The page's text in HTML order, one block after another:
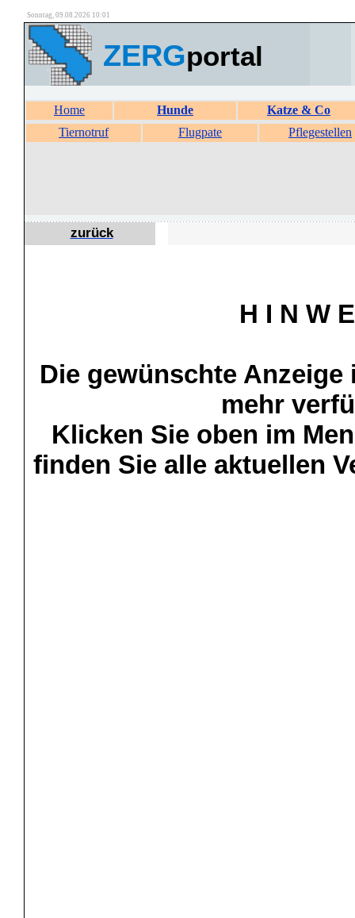
Sonntag, 09.08.2026 10:01
ZERGportal
Home Hunde
Katze & Co
Tiernotruf
Flugpate Pflegestellen
zurück
H I N W
Die gewünschte
mehr
Klicken Sie oben im
finden Sie alle aktuellen